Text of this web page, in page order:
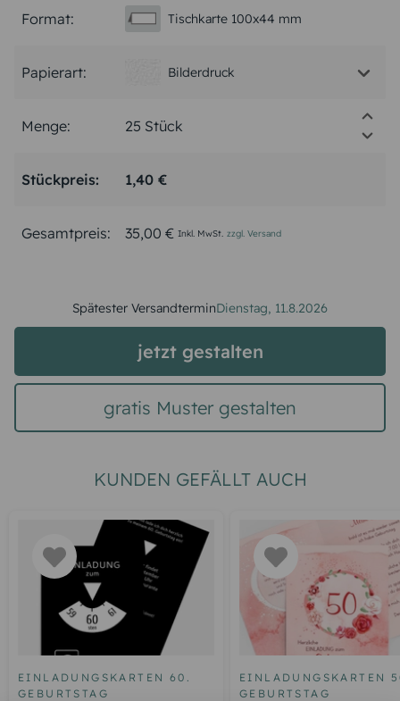
Format: Tischkarte 100x44 mm
Papierart: Bilderdruck
Menge:
Stückpreis: 1,40 €
Gesamtpreis: 35,00 € Inkl. MwSt. zzgl. Versand
Spätester VersandterminDienstag, 11.8.2026
jetzt gestalten
gratis Muster gestalten
KUNDEN GEFÄLLT AUCH
EINLADUNGSKARTEN 60.
GEBURTSTAG
EINLADUNGSKARTEN
GEBURTSTAG